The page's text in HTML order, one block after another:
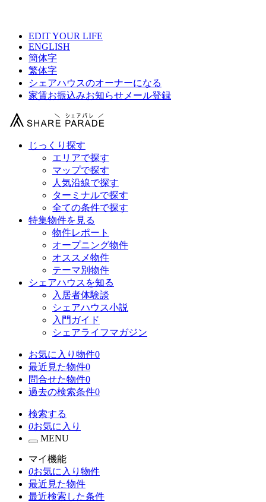
EDIT YOUR LIFE
ENGLISH
簡体字
繁体字
シェアハウスのオーナーになる
家賃お振込みお知らせメール登録
じっくり探す
エリアで探す
マップで探す
人気沿線で探す
ターミナルで探す
全ての条件で探す
特集物件を見る
物件レポート
オープニング物件
オススメ物件
テーマ別物件
シェアハウスを知る
入居者体験談
シェアハウス小説
入門ガイド
シェアライフマガジン
お気に入り物件0
最近見た物件0
問合せた物件0
過去の検索条件0
検索する
0お気に入り
MENU
マイ機能
0お気に入り物件
最近見た物件
最近検索した条件